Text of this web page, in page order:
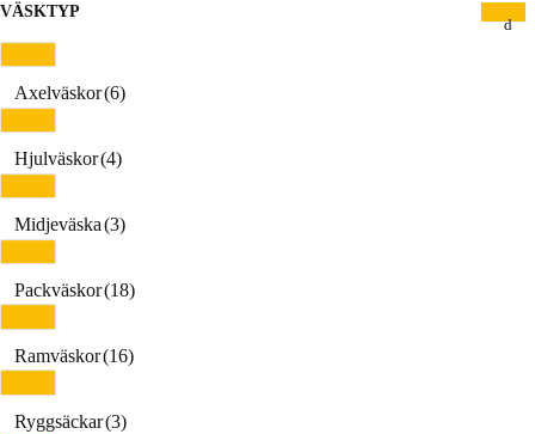
Belysning(32)
Trainers(3)
Väskor(59)
VÄSKTYP
Axelväskor(6)
Hjulväskor(4)
Midjeväska(3)
Packväskor(18)
Ramväskor(16)
Ryggsäckar(3)